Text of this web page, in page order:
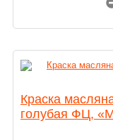
пластике, коже,
Краска
голубая ФЦ,